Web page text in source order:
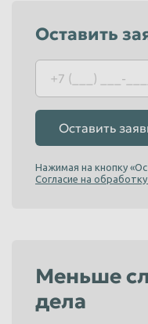
Оставить
Оставить
Нажимая на кнопку
Согласие на
Меньше
дела